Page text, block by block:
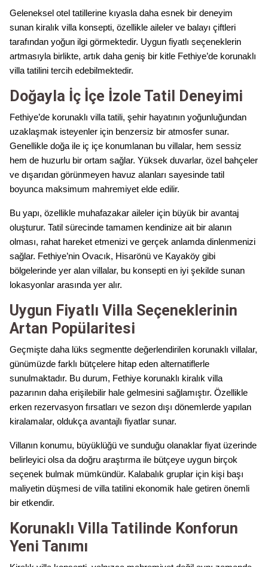
Geleneksel otel tatillerine kıyasla daha esnek bir deneyim
sunan kiralık villa konsepti, özellikle aileler ve balayı çiftleri
tarafından yoğun ilgi görmektedir. Uygun fiyatlı seçeneklerin
artmasıyla birlikte, artık daha geniş bir kitle Fethiye’de korunaklı
villa tatilini tercih edebilmektedir.
Doğayla İç İçe İzole Tatil Deneyimi
Fethiye’de korunaklı villa tatili, şehir hayatının yoğunluğundan
uzaklaşmak isteyenler için benzersiz bir atmosfer sunar.
Genellikle doğa ile iç içe konumlanan bu villalar, hem sessiz
hem de huzurlu bir ortam sağlar. Yüksek duvarlar, özel bahçeler
ve dışarıdan görünmeyen havuz alanları sayesinde tatil
boyunca maksimum mahremiyet elde edilir.
Bu yapı, özellikle muhafazakar aileler için büyük bir avantaj
oluşturur. Tatil sürecinde tamamen kendinize ait bir alanın
olması, rahat hareket etmenizi ve gerçek anlamda dinlenmenizi
sağlar. Fethiye’nin Ovacık, Hisarönü ve Kayaköy gibi
bölgelerinde yer alan villalar, bu konsepti en iyi şekilde sunan
lokasyonlar arasında yer alır.
Uygun Fiyatlı Villa Seçeneklerinin
Artan Popülaritesi
Geçmişte daha lüks segmentte değerlendirilen korunaklı villalar,
günümüzde farklı bütçelere hitap eden alternatiflerle
sunulmaktadır. Bu durum, Fethiye korunaklı kiralık villa
pazarının daha erişilebilir hale gelmesini sağlamıştır. Özellikle
erken rezervasyon fırsatları ve sezon dışı dönemlerde yapılan
kiralamalar, oldukça avantajlı fiyatlar sunar.
Villanın konumu, büyüklüğü ve sunduğu olanaklar fiyat üzerinde
belirleyici olsa da doğru araştırma ile bütçeye uygun birçok
seçenek bulmak mümkündür. Kalabalık gruplar için kişi başı
maliyetin düşmesi de villa tatilini ekonomik hale getiren önemli
bir etkendir.
Korunaklı Villa Tatilinde Konforun
Yeni Tanımı